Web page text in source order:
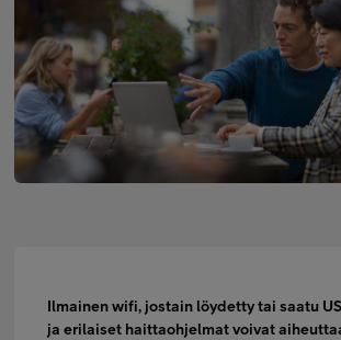
Minun Telia Yrityksille
Inspiroidu
Ilmainen wifi, jostain löydetty tai saatu
ja erilaiset haittaohjelmat voivat